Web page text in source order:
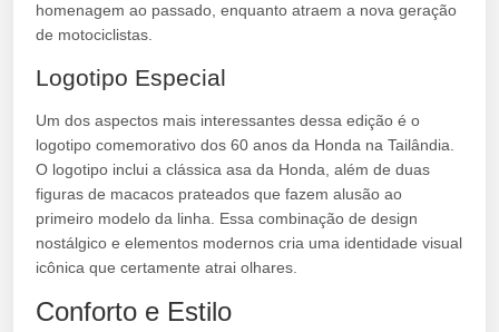
homenagem ao passado, enquanto atraem a nova geração
de motociclistas.
Logotipo Especial
Um dos aspectos mais interessantes dessa edição é o
logotipo comemorativo dos 60 anos da Honda na Tailândia.
O logotipo inclui a clássica asa da Honda, além de duas
figuras de macacos prateados que fazem alusão ao
primeiro modelo da linha. Essa combinação de design
nostálgico e elementos modernos cria uma identidade visual
icônica que certamente atrai olhares.
Conforto e Estilo